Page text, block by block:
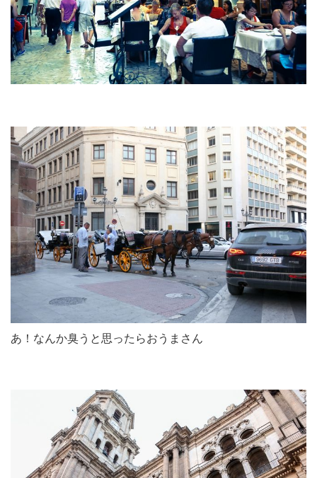
あ！なんか臭うと思ったらおうまさん